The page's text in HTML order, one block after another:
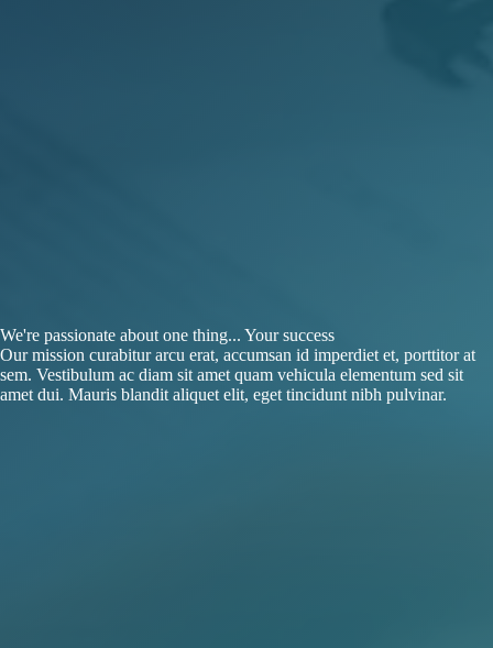
We're passionate about one thing... Your success
Our mission curabitur arcu erat, accumsan id imperdiet et, porttitor at
sem. Vestibulum ac diam sit amet quam vehicula elementum sed sit
amet dui. Mauris blandit aliquet elit, eget tincidunt nibh pulvinar.